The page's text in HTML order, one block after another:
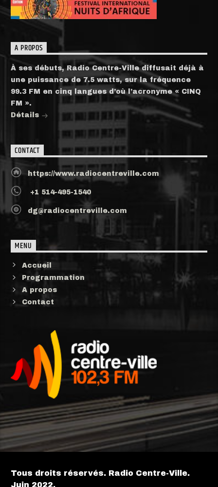
A PROPOS
À ses débuts, Radio Centre-Ville diffusait déjà à
une puissance de 7.5 watts, sur la fréquence
99.3 FM en cinq langues d’où l’acronyme « CINQ
FM ».
Détails
CONTACT
https://www.radiocentreville.com
+1 514-495-1540
dg@radiocentreville.com
MENU
Accueil
Programmation
A propos
Contact
Tous droits réservés. Radio Centre-Ville.
Juin 2022.